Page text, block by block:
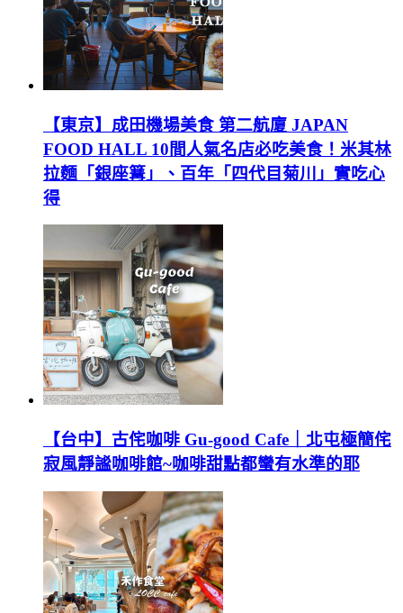
【東京】成田機場美食 第二航廈 JAPAN
FOOD HALL 10間人氣名店必吃美食！米其林
拉麵「銀座篝」、百年「四代目菊川」實吃心
得
【台中】古侘咖啡 Gu-good Cafe｜北屯極簡侘
寂風靜謐咖啡館~咖啡甜點都蠻有水準的耶